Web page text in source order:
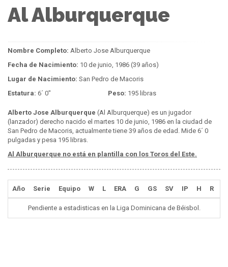
Al Alburquerque
Nombre Completo: Alberto Jose Alburquerque
Fecha de Nacimiento: 10 de junio, 1986 (39 años)
Lugar de Nacimiento: San Pedro de Macoris
Estatura: 6´ 0" Peso: 195 libras
Alberto Jose Alburquerque (Al Alburquerque) es un jugador
(lanzador) derecho nacido el martes 10 de junio, 1986 en la ciudad de
San Pedro de Macoris, actualmente tiene 39 años de edad. Mide 6´ 0
pulgadas y pesa 195 libras.
Al Alburquerque no está en plantilla con los Toros del Este.
Año Serie Equipo W L ERA G GS SV IP H R
Pendiente a estadisticas en la Liga Dominicana de Béisbol.